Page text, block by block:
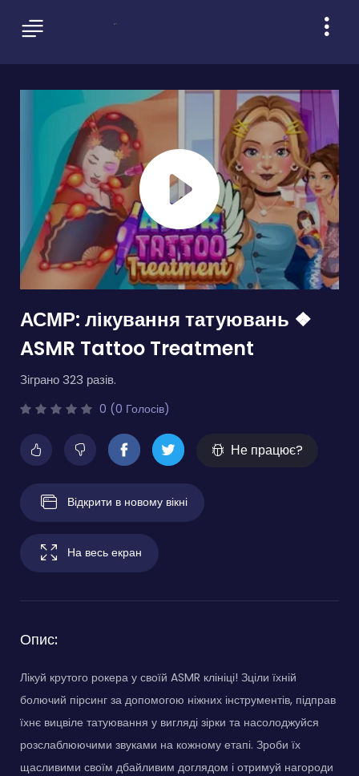
АСМР: лікування татуювань ❖
ASMR Tattoo Treatment
Зіграно 323 разів.
0 (0 Голосів)
Не працює?
Відкрити в новому вікні
На весь екран
Опис:
Лікуй крутого рокера у своїй ASMR клініці! Зціли їхній
болючий пірсинг за допомогою ніжних інструментів, підправ
їхнє вицвіле татуювання у вигляді зірки та насолоджуйся
розслаблюючими звуками на кожному етапі. Зроби їх
щасливими своїм дбайливим доглядом і отримуй нагороди